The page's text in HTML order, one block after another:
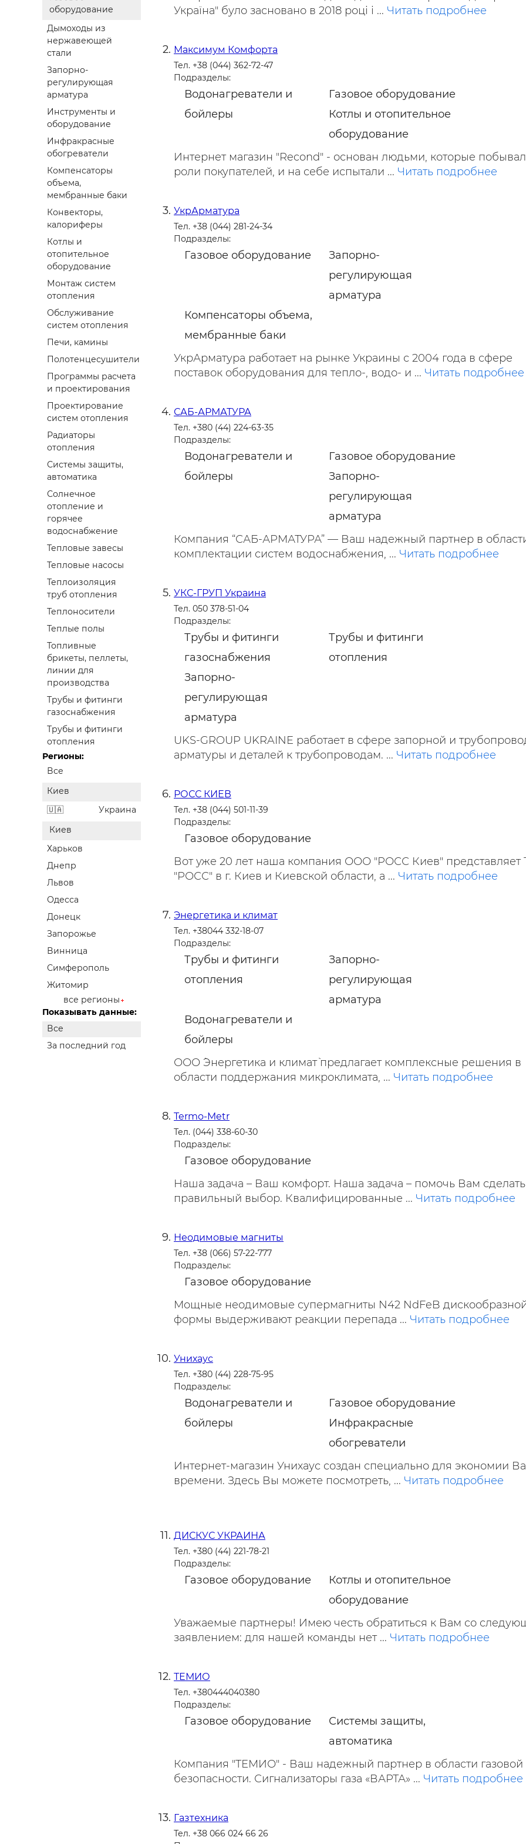
оборудование
Дымоходы из
нержавеющей
стали
Запорно-
регулирующая
арматура
Инструменты и
оборудование
Инфракрасные
обогреватели
Компенсаторы
объема,
мембранные баки
Конвекторы,
калориферы
Котлы и
отопительное
оборудование
Монтаж систем
отопления
Обслуживание
систем отопления
Печи, камины
Полотенцесушители
Программы расчета
и проектирования
Проектирование
систем отопления
Радиаторы
отопления
Системы защиты,
автоматика
Солнечное
отопление и
горячее
водоснабжение
Тепловые завесы
Тепловые насосы
Теплоизоляция
труб отопления
Теплоносители
Теплые полы
Топливные
брикеты, пеллеты,
линии для
производства
Трубы и фитинги
газоснабжения
Трубы и фитинги
отопления
Регионы:
Все
Киев
Украина
Киев
Харьков
Днепр
Львов
Одесса
Донецк
Запорожье
Винница
Симферополь
Житомир
все регионы
Показывать данные:
Все
За последний год
Україна" було засновано в 2018 році і ... Читать подробнее
Максимум Комфорта
Тел. +38 (044) 362-72-47
Подразделы:
Водонагреватели и
бойлеры
Газовое оборудование
Котлы и отопительное
оборудование
Интернет магазин "Recond" - основан людьми, которые
роли покупателей, и на себе испытали ... Читать подробнее
УкрАрматура
Тел. +38 (044) 281-24-34
Подразделы:
Газовое оборудование
Запорно-
регулирующая
арматура
Компенсаторы объема,
мембранные баки
УкрАрматура работает на рынке Украины с 2004 года в сфере
поставок оборудования для тепло-, водо- и ... Читать подробнее
САБ-АРМАТУРА
Тел. +380 (44) 224-63-35
Подразделы:
Водонагреватели и
бойлеры
Газовое оборудование
Запорно-
регулирующая
арматура
Компания “САБ-АРМАТУРА” — Ваш надежный партнер в
комплектации систем водоснабжения, ... Читать подробнее
УКС-ГРУП Украина
Тел. 050 378-51-04
Подразделы:
Трубы и фитинги
газоснабжения
Трубы и фитинги
отопления
Запорно-
регулирующая
арматура
UKS-GROUP UKRAINE работает в сфере запорной и
арматуры и деталей к трубопроводам. ... Читать подробнее
РОСС КИЕВ
Тел. +38 (044) 501-11-39
Подразделы:
Газовое оборудование
Вот уже 20 лет наша компания ООО "РОСС Киев" представляет
"РОСС" в г. Киев и Киевской области, а ... Читать подробнее
Энергетика и климат
Тел. +38044 332-18-07
Подразделы:
Трубы и фитинги
отопления
Запорно-
регулирующая
арматура
Водонагреватели и
бойлеры
ООО `Энергетика и климат` предлагает комплексные решения в
области поддержания микроклимата, ... Читать подробнее
Termo-Metr
Тел. (044) 338-60-30
Подразделы:
Газовое оборудование
Наша задача – Ваш комфорт. Наша задача – помочь Вам сделать
правильный выбор. Квалифицированные ... Читать подробнее
Неодимовые магниты
Тел. +38 (066) 57-22-777
Подразделы:
Газовое оборудование
Мощные неодимовые супермагниты N42 NdFeB
формы выдерживают реакции перепада ... Читать подробнее
Унихаус
Тел. +380 (44) 228-75-95
Подразделы:
Водонагреватели и
бойлеры
Газовое оборудование
Инфракрасные
обогреватели
Интернет-магазин Унихаус создан специально для экономии
времени. Здесь Вы можете посмотреть, ... Читать подробнее
ДИСКУС УКРАИНА
Тел. +380 (44) 221-78-21
Подразделы:
Газовое оборудование
Котлы и отопительное
оборудование
Уважаемые партнеры! Имею честь обратиться к Вам со
заявлением: для нашей команды нет ... Читать подробнее
ТЕМИО
Тел. +380444040380
Подразделы:
Газовое оборудование
Системы защиты,
автоматика
Компания "ТЕМИО" - Ваш надежный партнер в области газовой
безопасности. Сигнализаторы газа «ВАРТА» ... Читать подробнее
Газтехника
Тел. +38 066 024 66 26